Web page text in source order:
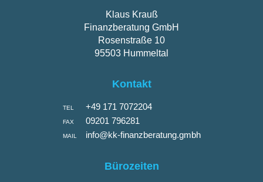
Klaus Krauß
Finanzberatung GmbH
Rosenstraße 10
95503 Hummeltal
Kontakt
TEL +49 171 7072204
FAX 09201 796281
MAIL info@kk-finanzberatung.gmbh
Bürozeiten